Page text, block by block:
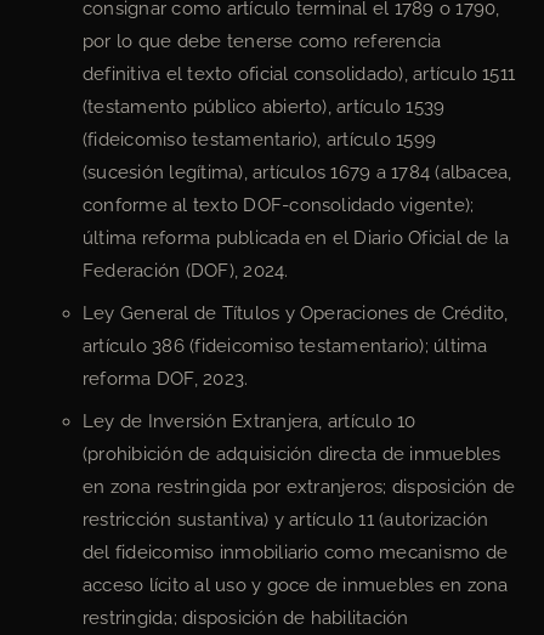
consignar como artículo terminal el 1789 o 1790,
por lo que debe tenerse como referencia
definitiva el texto oficial consolidado), artículo 1511
(testamento público abierto), artículo 1539
(fideicomiso testamentario), artículo 1599
(sucesión legítima), artículos 1679 a 1784 (albacea,
conforme al texto DOF-consolidado vigente);
última reforma publicada en el Diario Oficial de la
Federación (DOF), 2024.
Ley General de Títulos y Operaciones de Crédito,
artículo 386 (fideicomiso testamentario); última
reforma DOF, 2023.
Ley de Inversión Extranjera, artículo 10
(prohibición de adquisición directa de inmuebles
en zona restringida por extranjeros; disposición de
restricción sustantiva) y artículo 11 (autorización
del fideicomiso inmobiliario como mecanismo de
acceso lícito al uso y goce de inmuebles en zona
restringida; disposición de habilitación